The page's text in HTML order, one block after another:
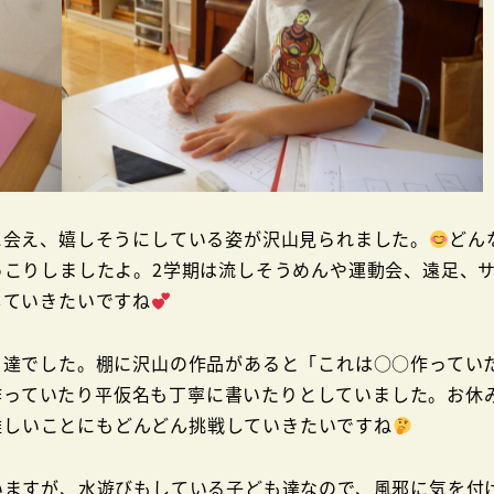
え、嬉しそうにしている姿が沢山見られました。
どん
りしましたよ。2学期は流しそうめんや運動会、遠足、
いきたいですね
でした。棚に沢山の作品があると「これは○○作ってい
ていたり平仮名も丁寧に書いたりとしていました。お休
いことにもどんどん挑戦していきたいですね
すが、水遊びもしている子ども達なので、風邪に気を付